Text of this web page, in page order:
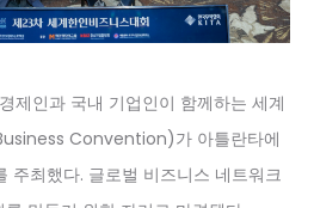
제인과 국내 기업인이 함께하는 세계
Convention)가 아틀란타에
주최했다. 글로벌 비즈니스 네트워크